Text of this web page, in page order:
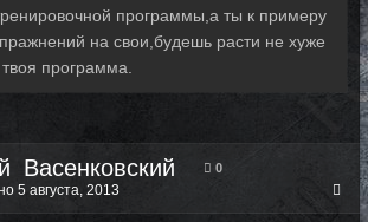
программы,а ты к примеру
на свои,будешь расти не хуже
программа.
0
5 августа, 2013